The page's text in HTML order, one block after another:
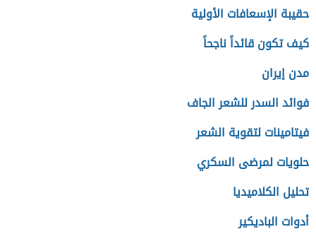
حقيبة الإسعافات الأولية
كيف تكون قائداً ناجحاً
مدن إيران
فوائد السدر للشعر الجاف
فيتامينات لتقوية الشعر
حلويات لمرضى السكري
تحليل الكلاميديا
أدوات الباديكير